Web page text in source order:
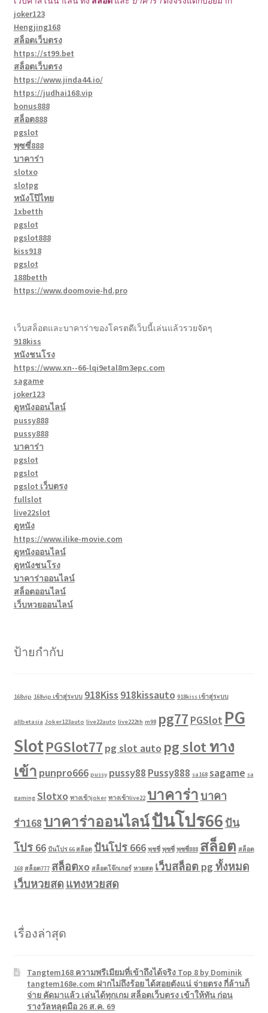
joker123
Hengjing168
สล็อตเว็บตรง
https://st99.bet
สล็อตเว็บตรง
https://www.jinda44.io/
https://judhai168.vip
bonus888
สล็อต888
pgslot
พุซซี่888
บาคาร่า
slotxo
slotpg
หนังโป๊ไทย
1xbetth
pgslot
pgslot888
kiss918
pgslot
188betth
https://www.doomovie-hd.pro
เว็บสล็อตและบาคาร่าของโครตดีเว็บนี้เล่นแล้วรวยจัดๆ
918kiss
หนังชนโรง
https://www.xn--66-lqi9etal8m3epc.com
sagame
joker123
ดูหนังออนไลน์
pussy888
pussy888
บาคาร่า
pgslot
pgslot
pgslot เว็บตรง
fullslot
live22slot
ดูหนัง
https://www.ilike-movie.com
ดูหนังออนไลน์
ดูหนังชนโรง
บาคาร่าออนไลน์
สล็อตออนไลน์
เว็บหวยออนไลน์
ป้ายกำกับ
168vip 168vip เข้าสู่ระบบ 918Kiss 918kissauto 918kiss เข้าสู่ระบบ
allbetasia Joker123auto live22auto live222th m98 pg77 PGSlot PG
SlotPGSlot77 pg slot auto pg slot ทาง
เข้า punpro666 pussy pussy88 Pussy888 sa168 sagame sa
gaming Slotxo ทางเข้าjoker ทางเข้าlive22 บาคาร่าบาคา
ร่า168 บาคาร่าออนไลน์ปันโปร66 ปัน
โปร 66 ปันโปร 66 สล็อต ปันโปร 666 พุชชี่ พุซซี่ พุซซี่888 สล็อต สล็อต
168 สล็อต777 สล็อตxo สล็อตโจ๊กเกอร์ หวยสด เว็บสล็อต pg ทั้งหมด
เว็บหวยสด แทงหวยสด
เรื่องล่าสุด
Tangtem168 ความพรีเมียมที่เข้าถึงได้จริง Top 8 by Dominik
tangtem168e.com ฝากไม่ถึงร้อย ได้สอยตังแน่ จ่ายตรง กี่ล้านก็
จ่าย คัดมาแล้ว เล่นได้ทุกเกม สล็อตเว็บตรง เข้าให้ทัน ก่อน
รางวัลหลุดมือ 26 ส.ค. 69